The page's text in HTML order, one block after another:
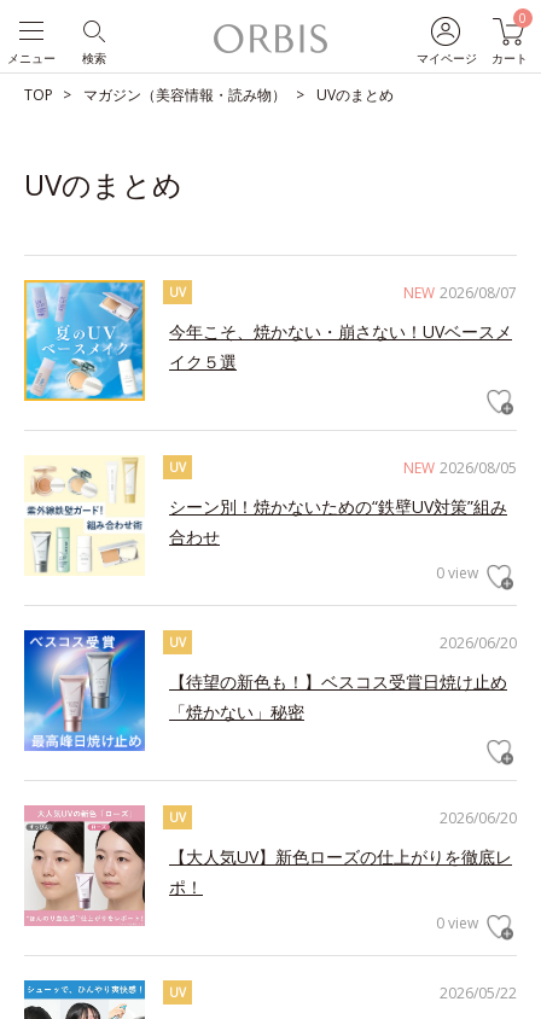
マイページ
0
カート
検索
メニュー
TOP マガジン（美容情報・読み物） UVのまとめ
UVのまとめ
NEW 2026/08/07
UV
今年こそ、焼かない・崩さない！UVベースメ
イク５選
NEW 2026/08/05
UV
シーン別！焼かないための“鉄壁UV対策”組み
合わせ
0 view
2026/06/20
UV
【待望の新色も！】ベスコス受賞日焼け止め
「焼かない」秘密
2026/06/20
UV
【大人気UV】新色ローズの仕上がりを徹底レ
ポ！
0 view
2026/05/22
UV